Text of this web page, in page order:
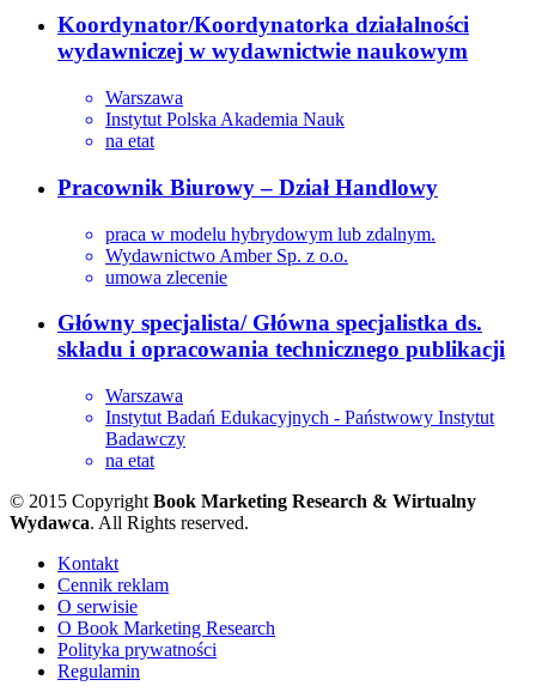
Koordynator/Koordynatorka działalności
wydawniczej w wydawnictwie naukowym
Warszawa
Instytut Polska Akademia Nauk
na etat
Pracownik Biurowy – Dział Handlowy
praca w modelu hybrydowym lub zdalnym.
Wydawnictwo Amber Sp. z o.o.
umowa zlecenie
Główny specjalista/ Główna specjalistka ds.
składu i opracowania technicznego publikacji
Warszawa
Instytut Badań Edukacyjnych - Państwowy Instytut
Badawczy
na etat
© 2015 Copyright Book Marketing Research & Wirtualny
Wydawca. All Rights reserved.
Kontakt
Cennik reklam
O serwisie
O Book Marketing Research
Polityka prywatności
Regulamin